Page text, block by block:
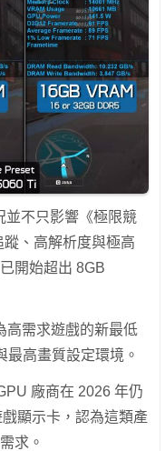
並不只影響《極限競
、高解析度與極高
開始超出 8GB
高需求遊戲的新最低
最高畫質設定環境。
廠商在 2026 年仍
顯示卡，認為這類產
求。